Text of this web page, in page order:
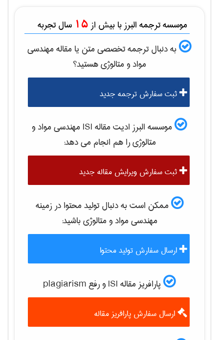
موسسه ترجمه البرز با بیش از 15 سال تجربه
به دنبال ترجمه تخصصی متن یا مقالهمهندسی
مواد و متالوژیهستید؟
ثبت سفارش ترجمه جدید
موسسه البرز ادیت مقاله ISI
مهندسی مواد و
متالوژیرا هم انجام می دهد:
ثبت سفارش ویرایش مقاله جدید
ممکن است به دنبال تولید محتوا در زمینه
مهندسی مواد و متالوژیباشید:
ارسال سفارش تولید محتوا
پارافریز مقاله ISI و رفع plagiarism
ارسال سفارش پارافریز مقاله